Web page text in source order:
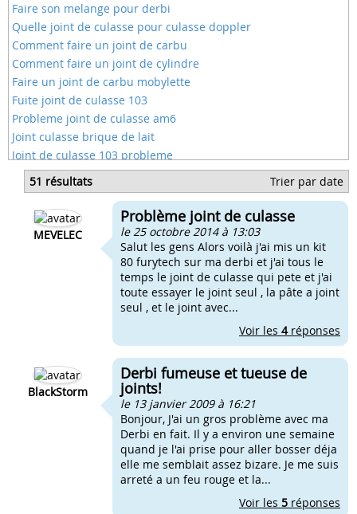
Faire son melange pour derbi
Quelle joint de culasse pour culasse doppler
Comment faire un joint de carbu
Comment faire un joint de cylindre
Faire un joint de carbu mobylette
Fuite joint de culasse 103
Probleme joint de culasse am6
Joint culasse brique de lait
Joint de culasse 103 probleme
Joint de culasse de nitro
Joint de culasse airsal
Joint haute temperature culasse
Joint torique culasse doppler
51 résultats Trier par date
MEVELEC
Problème joint de culasse
le 25 octobre 2014 à 13:03
Salut les gens Alors voilà j'ai mis un kit
80 furytech sur ma derbi et j'ai tous le
temps le joint de culasse qui pete et j'ai
toute essayer le joint seul , la pâte a joint
seul , et le joint avec...
Voir les 4réponses
BlackStorm
Derbi fumeuse et tueuse de
joints!
le 13 janvier 2009 à 16:21
Bonjour, J'ai un gros problème avec ma
Derbi en fait. Il y a environ une semaine
quand je l'ai prise pour aller bosser déja
elle me semblait assez bizare. Je me suis
arreté a un feu rouge et la...
Voir les 5 réponses